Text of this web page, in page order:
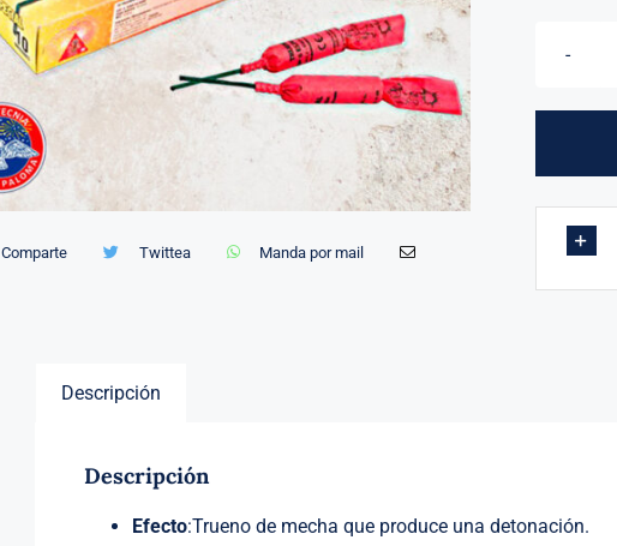
Comparte Twittea Manda por mail
Descripción
Descripción
Efecto:Trueno de mecha que produce una detonación.